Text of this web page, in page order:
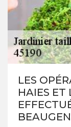
LES
HAIES ET